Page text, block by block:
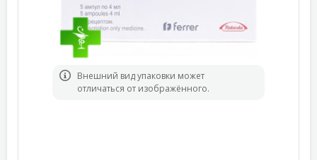
Bнешний вид упаковки может
отличаться от изображённого.